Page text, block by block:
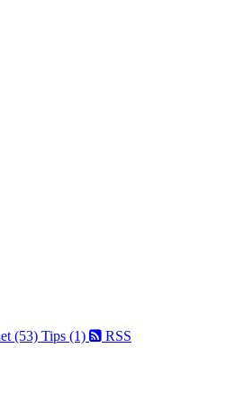
(53) Tips (1) RSS